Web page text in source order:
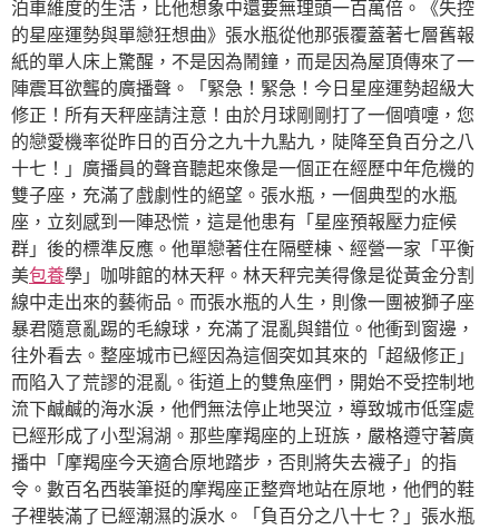
泊車維度的生活，比他想象中還要無理頭一百萬倍。《失控
的星座運勢與單戀狂想曲》張水瓶從他那張覆蓋著七層舊報
紙的單人床上驚醒，不是因為鬧鐘，而是因為屋頂傳來了一
陣震耳欲聾的廣播聲。「緊急！緊急！今日星座運勢超級大
修正！所有天秤座請注意！由於月球剛剛打了一個噴嚏，您
的戀愛機率從昨日的百分之九十九點九，陡降至負百分之八
十七！」廣播員的聲音聽起來像是一個正在經歷中年危機的
雙子座，充滿了戲劇性的絕望。張水瓶，一個典型的水瓶
座，立刻感到一陣恐慌，這是他患有「星座預報壓力症候
群」後的標準反應。他單戀著住在隔壁棟、經營一家「平衡
美包養學」咖啡館的林天秤。林天秤完美得像是從黃金分割
線中走出來的藝術品。而張水瓶的人生，則像一團被獅子座
暴君隨意亂踢的毛線球，充滿了混亂與錯位。他衝到窗邊，
往外看去。整座城市已經因為這個突如其來的「超級修正」
而陷入了荒謬的混亂。街道上的雙魚座們，開始不受控制地
流下鹹鹹的海水淚，他們無法停止地哭泣，導致城市低窪處
已經形成了小型潟湖。那些摩羯座的上班族，嚴格遵守著廣
播中「摩羯座今天適合原地踏步，否則將失去襪子」的指
令。數百名西裝筆挺的摩羯座正整齊地站在原地，他們的鞋
子裡裝滿了已經潮濕的淚水。「負百分之八十七？」張水瓶